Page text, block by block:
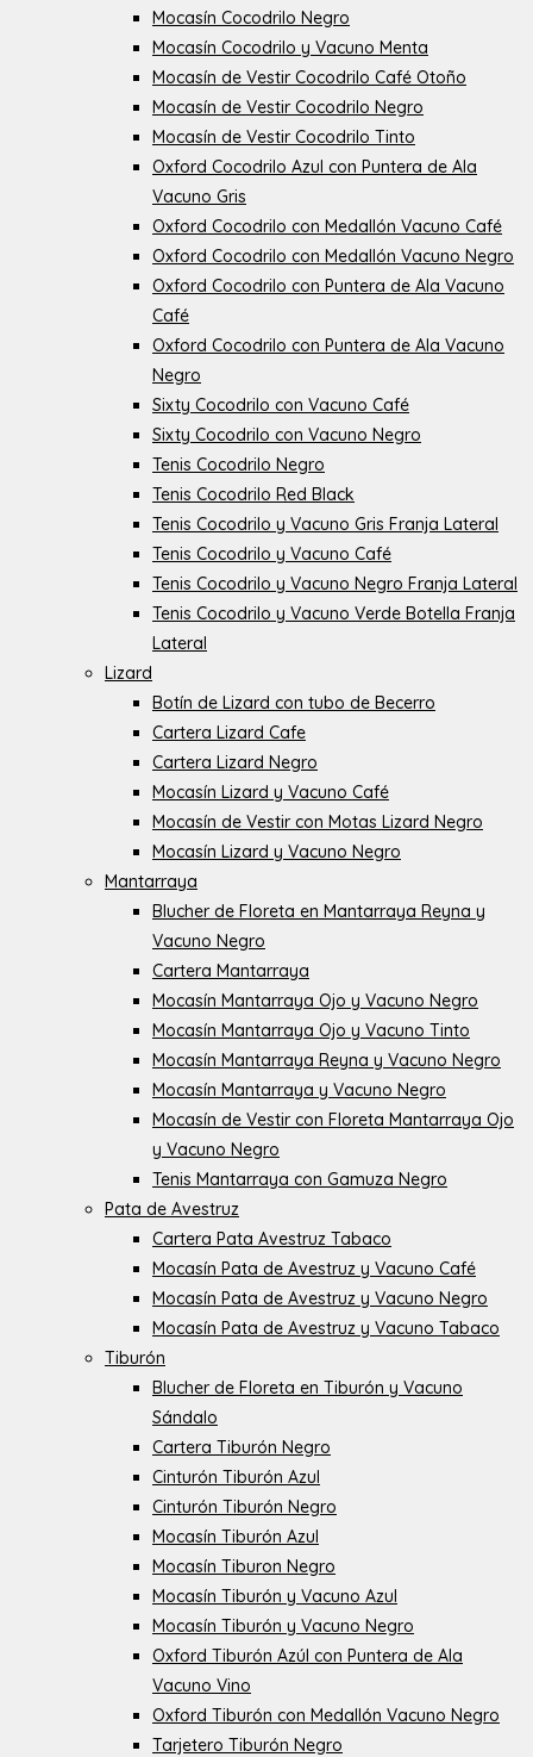
Mocasín Cocodrilo Negro
Mocasín Cocodrilo y Vacuno Menta
Mocasín de Vestir Cocodrilo Café Otoño
Mocasín de Vestir Cocodrilo Negro
Mocasín de Vestir Cocodrilo Tinto
Oxford Cocodrilo Azul con Puntera de Ala
Vacuno Gris
Oxford Cocodrilo con Medallón Vacuno Café
Oxford Cocodrilo con Medallón Vacuno Negro
Oxford Cocodrilo con Puntera de Ala Vacuno
Café
Oxford Cocodrilo con Puntera de Ala Vacuno
Negro
Sixty Cocodrilo con Vacuno Café
Sixty Cocodrilo con Vacuno Negro
Tenis Cocodrilo Negro
Tenis Cocodrilo Red Black
Tenis Cocodrilo y Vacuno Gris Franja Lateral
Tenis Cocodrilo y Vacuno Café
Tenis Cocodrilo y Vacuno Negro Franja Lateral
Tenis Cocodrilo y Vacuno Verde Botella Franja
Lateral
Lizard
Botín de Lizard con tubo de Becerro
Cartera Lizard Cafe
Cartera Lizard Negro
Mocasín Lizard y Vacuno Café
Mocasín de Vestir con Motas Lizard Negro
Mocasín Lizard y Vacuno Negro
Mantarraya
Blucher de Floreta en Mantarraya Reyna y
Vacuno Negro
Cartera Mantarraya
Mocasín Mantarraya Ojo y Vacuno Negro
Mocasín Mantarraya Ojo y Vacuno Tinto
Mocasín Mantarraya Reyna y Vacuno Negro
Mocasín Mantarraya y Vacuno Negro
Mocasín de Vestir con Floreta Mantarraya Ojo
y Vacuno Negro
Tenis Mantarraya con Gamuza Negro
Pata de Avestruz
Cartera Pata Avestruz Tabaco
Mocasín Pata de Avestruz y Vacuno Café
Mocasín Pata de Avestruz y Vacuno Negro
Mocasín Pata de Avestruz y Vacuno Tabaco
Tiburón
Blucher de Floreta en Tiburón y Vacuno
Sándalo
Cartera Tiburón Negro
Cinturón Tiburón Azul
Cinturón Tiburón Negro
Mocasín Tiburón Azul
Mocasín Tiburon Negro
Mocasín Tiburón y Vacuno Azul
Mocasín Tiburón y Vacuno Negro
Oxford Tiburón Azúl con Puntera de Ala
Vacuno Vino
Oxford Tiburón con Medallón Vacuno Negro
Tarjetero Tiburón Negro